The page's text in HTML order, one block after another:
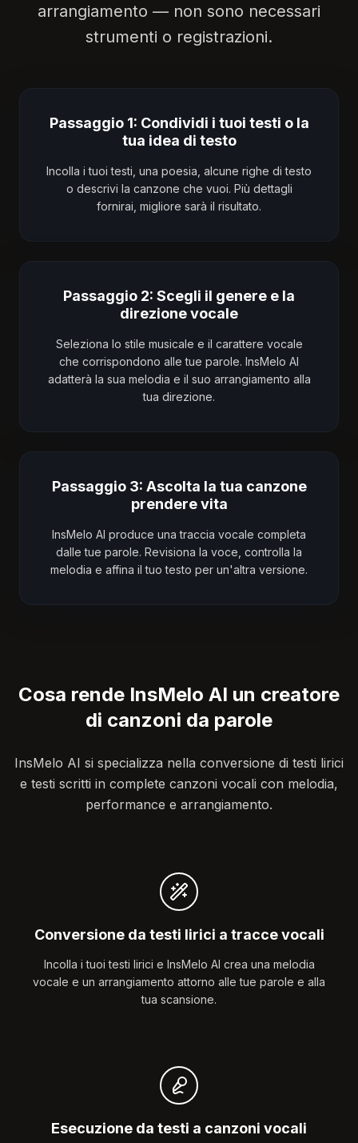
arrangiamento — non sono necessari
strumenti o registrazioni.
Passaggio 1: Condividi i tuoi testi o la
tua idea di testo
Incolla i tuoi testi, una poesia, alcune righe di testo
o descrivi la canzone che vuoi. Più dettagli
fornirai, migliore sarà il risultato.
Passaggio 2: Scegli il genere e la
direzione vocale
Seleziona lo stile musicale e il carattere vocale
che corrispondono alle tue parole. InsMelo AI
adatterà la sua melodia e il suo arrangiamento alla
tua direzione.
Passaggio 3: Ascolta la tua canzone
prendere vita
InsMelo AI produce una traccia vocale completa
dalle tue parole. Revisiona la voce, controlla la
melodia e affina il tuo testo per un'altra versione.
Cosa rende InsMelo AI un creatore
di canzoni da parole
InsMelo AI si specializza nella conversione di testi lirici
e testi scritti in complete canzoni vocali con melodia,
performance e arrangiamento.
Conversione da testi lirici a tracce vocali
Incolla i tuoi testi lirici e InsMelo AI crea una melodia
vocale e un arrangiamento attorno alle tue parole e alla
tua scansione.
Esecuzione da testi a canzoni vocali